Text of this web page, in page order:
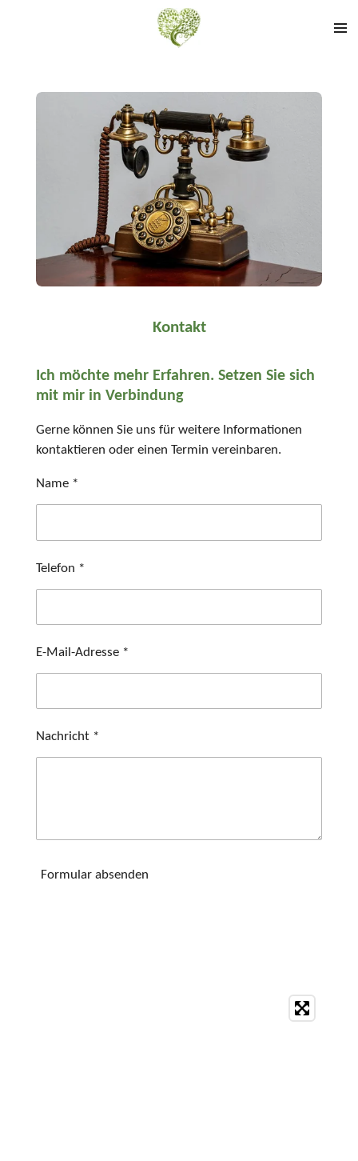
Kontakt
Ich möchte mehr Erfahren. Setzen Sie sich
mit mir in Verbindung
Gerne können Sie uns für weitere Informationen
kontaktieren oder einen Termin vereinbaren.
Name *
Telefon *
E-Mail-Adresse *
Nachricht *
Formular absenden